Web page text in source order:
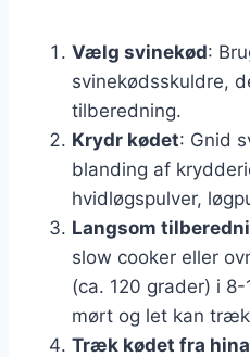
Vælg svinekød:
svinekødsskuldre,
tilberedning.
Krydr kødet: Gnid
blanding af
hvidløgspulver,
Langsom
slow cooker eller
(ca. 120 grader) i
mørt og let kan
Træk kødet fra